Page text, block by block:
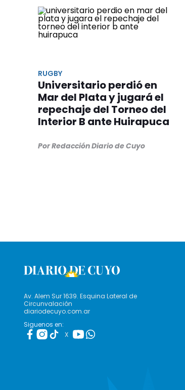
RUGBY
Universitario perdió en
Mar del Plata y jugará el
repechaje del Torneo del
Interior B ante Huirapuca
Por Redacción Diario de Cuyo
Av. Alem Sur 1639. Esquina Lateral de
Circunvalación
diariodecuyo.com.ar
Siguenos en:
X